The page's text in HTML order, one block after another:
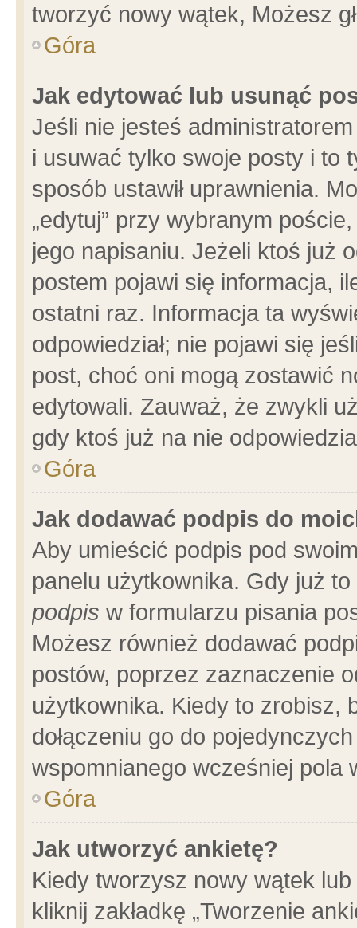
tworzyć nowy wątek, Możesz
Góra
Jak edytować lub usunąć
Jeśli nie jesteś
i usuwać tylko swoje posty i to
sposób ustawił uprawnienia.
„edytuj” przy wybranym
jego napisaniu. Jeżeli ktoś już
postem pojawi się informacja,
ostatni raz. Informacja ta
odpowiedział; nie pojawi się
post, choć oni mogą zostawić
edytowali. Zauważ, że zwykli
gdy ktoś już na nie
Góra
Jak dodawać podpis do
Aby umieścić podpis pod
panelu użytkownika. Gdy już
podpis w formularzu pisania
Możesz również dodawać
postów, poprzez zaznaczenie
użytkownika. Kiedy to zrobisz,
dołączeniu go do
wspomnianego wcześniej pola
Góra
Jak utworzyć ankietę?
Kiedy tworzysz nowy wątek
kliknij zakładkę „Tworzenie